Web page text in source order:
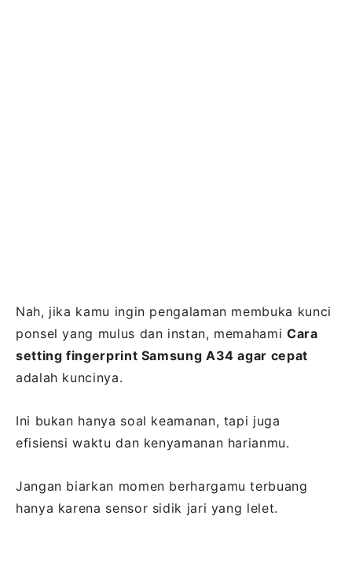
Nah, jika kamu ingin pengalaman membuka kunci
ponsel yang mulus dan instan, memahami Cara
setting fingerprint Samsung A34 agar cepat
adalah kuncinya.
Ini bukan hanya soal keamanan, tapi juga
efisiensi waktu dan kenyamanan harianmu.
Jangan biarkan momen berhargamu terbuang
hanya karena sensor sidik jari yang lelet.